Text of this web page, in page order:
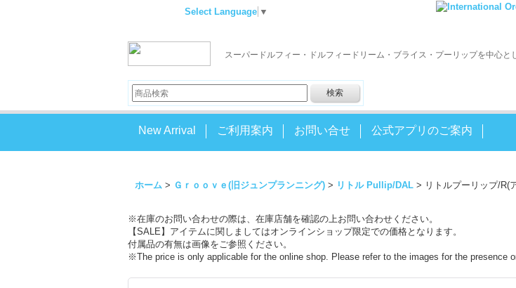
Select Language ▼
スーパードルフィー・ドルフィードリーム・ブライス・プーリップを中心
New Arrival ご利用案内 お問い合せ 公式アプリのご案内
ホーム > Ｇｒｏｏｖｅ(旧ジュンプランニング) > リトル Pullip/DAL > リトルプーリップ/R(
※在庫のお問い合わせの際は、在庫店舗を確認の上お問い合わせください。
【SALE】アイテムに関しましてはオンラインショップ限定での価格となります。
付属品の有無は画像をご参照ください。
※The price is only applicable for the online shop. Please refer to the images for the presence